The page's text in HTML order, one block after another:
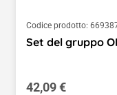
Codice prodotto:
Set del gruppo
Prezzo normale:
42,09 €